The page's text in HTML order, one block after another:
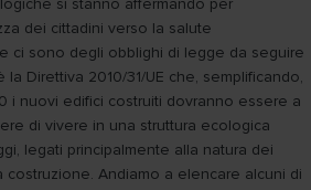
dei cittadini verso la salute
ci sono degli obblighi di legge da seguire
Direttiva 2010/31/UE che, semplificando,
i nuovi edifici costruiti dovranno essere a
di vivere in una struttura ecologica
legati principalmente alla natura dei
costruzione. Andiamo a elencare alcuni di